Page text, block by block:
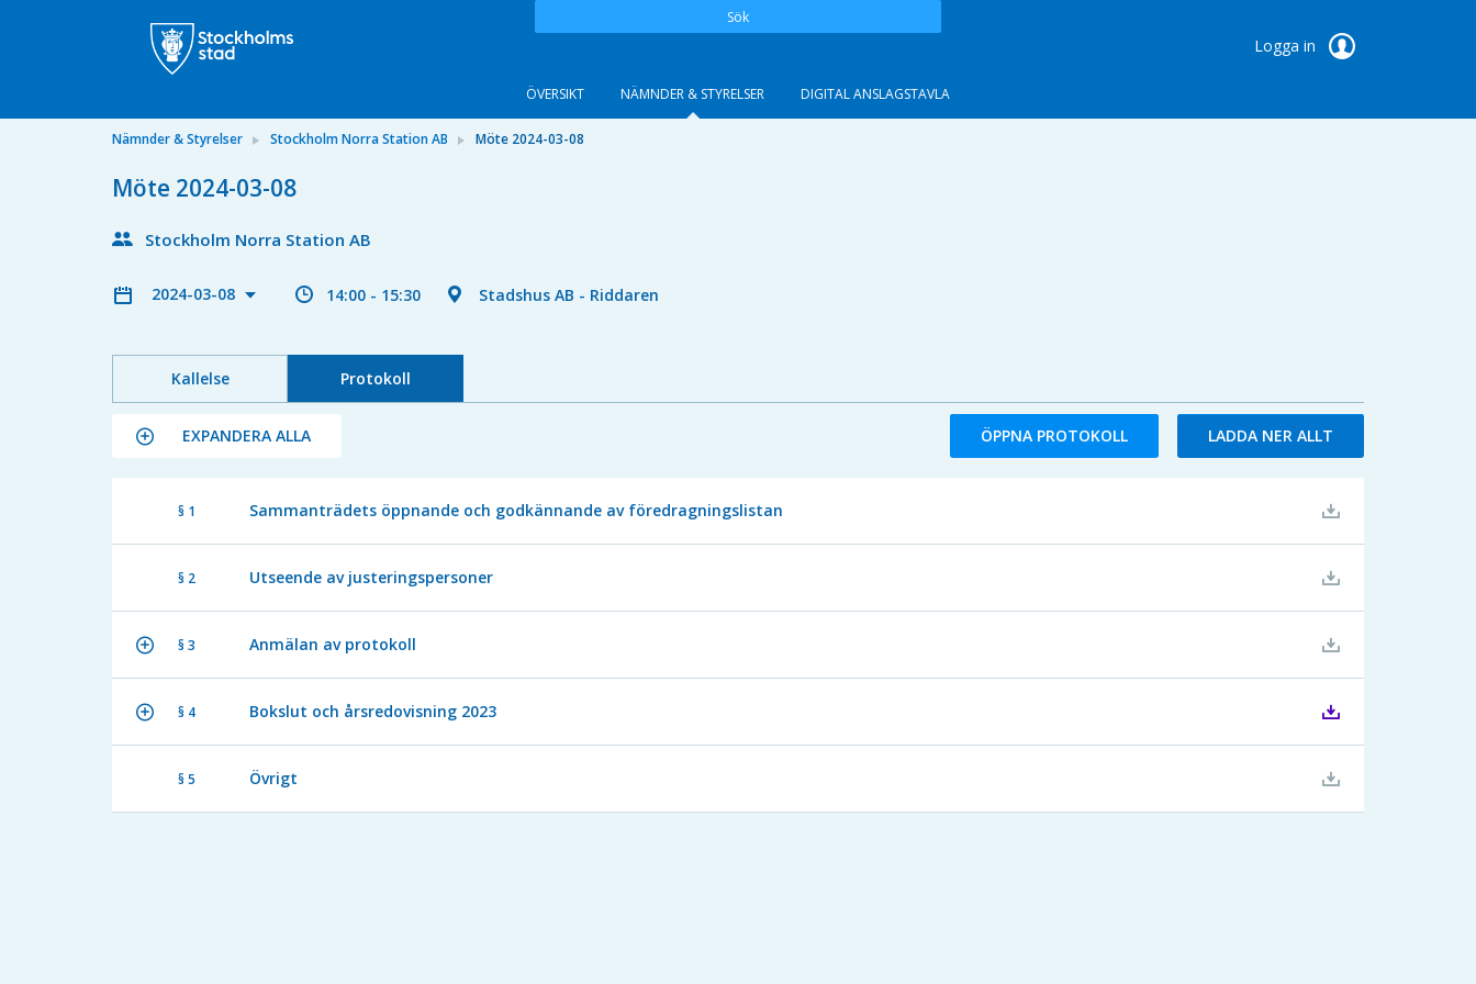
Sök
Logga in
ÖVERSIKT NÄMNDER & STYRELSER DIGITAL ANSLAGSTAVLA
Nämnder & Styrelser Stockholm Norra Station AB Möte 2024-03-08
Möte 2024-03-08
Stockholm Norra Station AB
2024-03-08 14:00 - 15:30 Stadshus AB - Riddaren
Kallelse Protokoll
EXPANDERA ALLA ÖPPNA PROTOKOLL LADDA NER ALLT
§ 1 Sammanträdets öppnande och godkännande av föredragningslistan
§ 2 Utseende av justeringspersoner
§ 3 Anmälan av protokoll
§ 4 Bokslut och årsredovisning 2023
§ 5 Övrigt